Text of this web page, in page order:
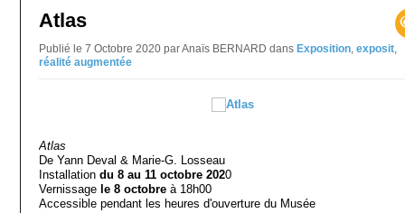
Atlas
Publié le 7 Octobre 2020 par Anaïs BERNARD dans Exposition, exposit,
réalité augmentée
Atlas
De Yann Deval & Marie-G. Losseau
Installation du 8 au 11 octobre 2020
Vernissage le 8 octobre à 18h00
Accessible pendant les heures d'ouverture du Musée